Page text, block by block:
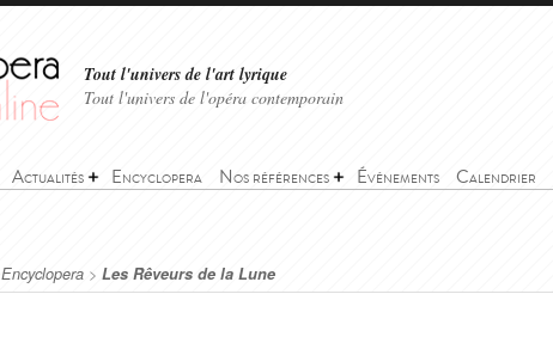
Tout l'univers de l'art lyrique
Tout l'univers de l'opéra contemporain
Actualités Encyclopera Nos références Événements Calendrier
Encyclopera > Les Rêveurs de la Lune